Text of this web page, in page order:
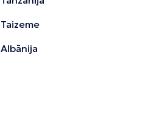
Taizeme
Albānija